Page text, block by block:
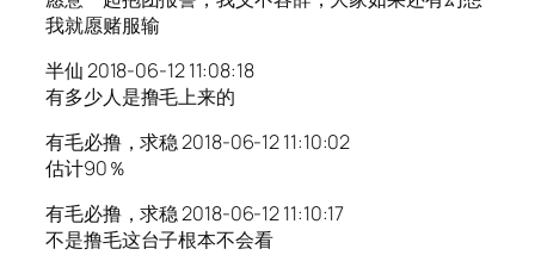
我就愿赌服输
半仙 2018-06-12 11:08:18
有多少人是撸毛上来的
有毛必撸，求稳 2018-06-12 11:10:02
估计90％
有毛必撸，求稳 2018-06-12 11:10:17
不是撸毛这台子根本不会看